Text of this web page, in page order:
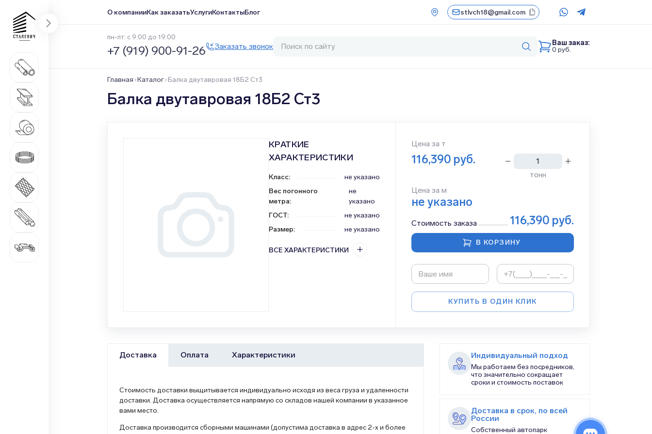
О компанииКак заказатьУслугиКонтактыБлог stlvch18@gmail.com
пн-пт: с 9:00 до 19:00
+7 (919) 900-91-26 Заказать звонок
Ваш заказ:
0 руб.
Главная Каталог Балка двутавровая 18Б2 Ст3
Балка двутавровая 18Б2 Ст3
КРАТКИЕ
ХАРАКТЕРИСТИКИ
Класс:
не указано
Вес погонного
метра:
не
указано
ГОСТ:
не указано
Размер: не указано
ВСЕ ХАРАКТЕРИСТИКИ
Цена за т
116,390 руб.
тонн
Цена за м
не указано
Стоимость заказа 116,390 руб.
В КОРЗИНУ
КУПИТЬ В ОДИН КЛИК
Доставка Оплата Характеристики
Стоимость доставки выщитывается индивидуально исходя из веса груза и удаленности
доставки. Доставка осуществляется напрямую со складов нашей компании в указанное
вами место.
Доставка производится сборными машинами (допустима доставка в адрес 2-х и более
Индивидуальный подход
Мы работаем без посредников,
что значительно сокращает
сроки и стоимость поставок
Доставка в срок, по всей
России
Собственный автопарк